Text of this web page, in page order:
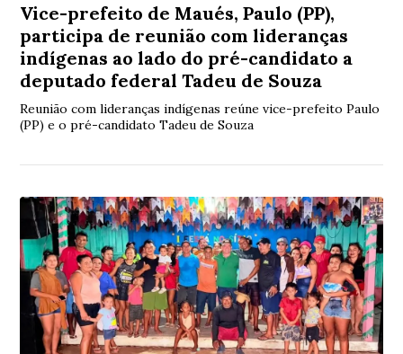
Vice-prefeito de Maués, Paulo (PP),
participa de reunião com lideranças
indígenas ao lado do pré-candidato a
deputado federal Tadeu de Souza
Reunião com lideranças indígenas reúne vice-prefeito Paulo
(PP) e o pré-candidato Tadeu de Souza